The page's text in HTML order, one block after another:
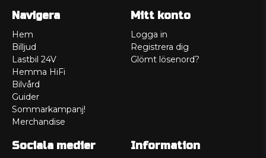
Navigera
Hem
Billjud
Lastbil 24V
Hemma HiFi
Bilvård
Guider
Sommarkampanj!
Merchandise
Mitt konto
Logga in
Registrera dig
Glömt lösenord?
Sociala medier Information